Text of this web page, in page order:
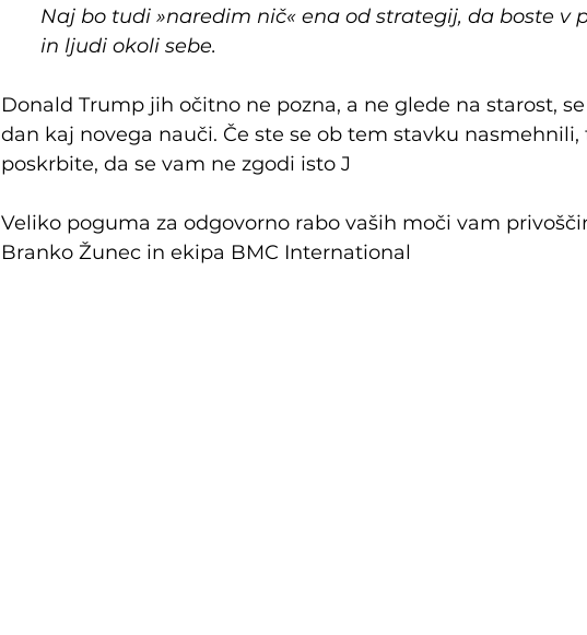
Naj bo tudi »naredim nič« ena od strategij, da boste v
in ljudi okoli sebe.
Donald Trump jih očitno ne pozna, a ne glede na starost,
dan kaj novega nauči. Če ste se ob tem stavku
poskrbite, da se vam ne zgodi isto J
Veliko poguma za odgovorno rabo vaših moči vam
Branko Žunec in ekipa BMC International